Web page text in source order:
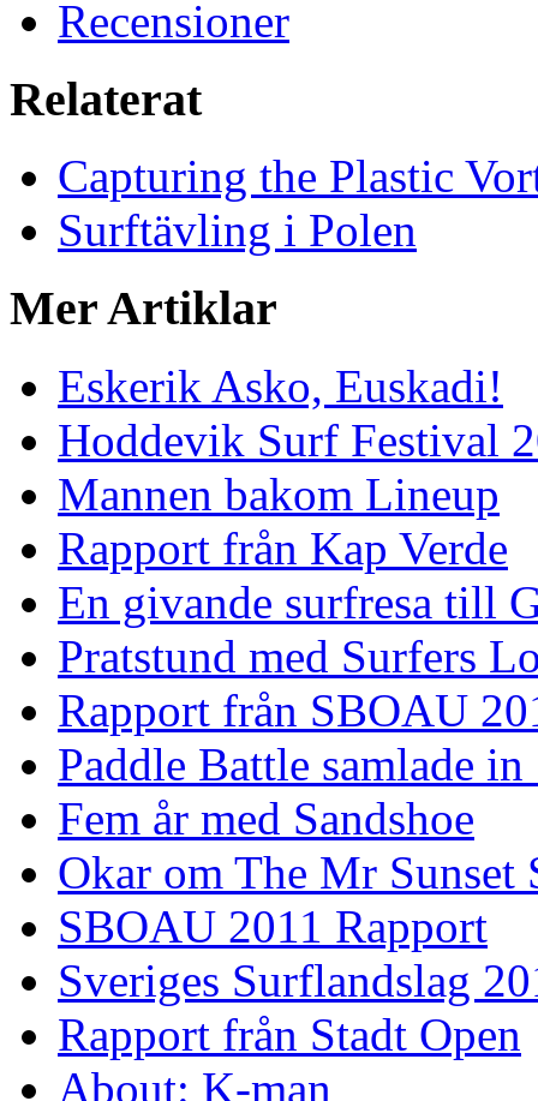
Recensioner
Relaterat
Capturing the Plastic
Surftävling i Polen
Mer Artiklar
Eskerik Asko, Euskadi!
Hoddevik Surf Festival
Mannen bakom Lineup
Rapport från Kap Verde
En givande surfresa till
Pratstund med Surfers
Rapport från SBOAU
Paddle Battle samlade
Fem år med Sandshoe
Okar om The Mr Sunset
SBOAU 2011 Rapport
Sveriges Surflandslag
Rapport från Stadt Open
About: K-man